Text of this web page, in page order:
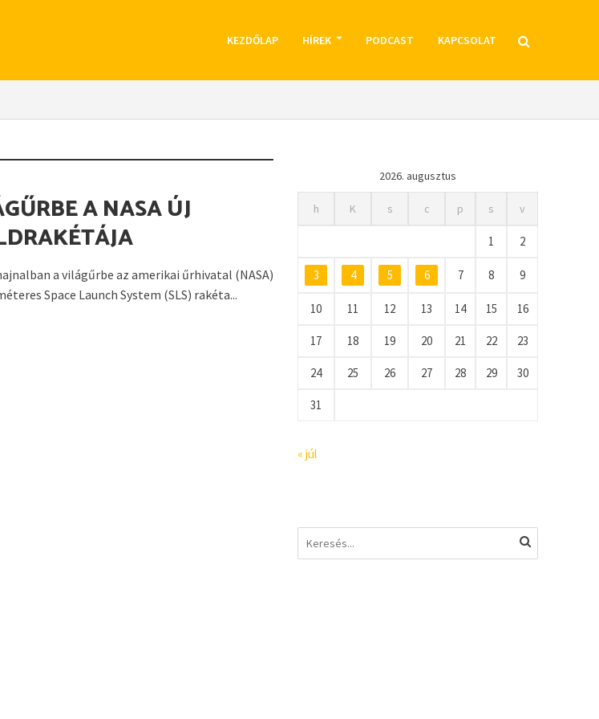
KEZDŐLAP HÍREK PODCAST KAPCSOLAT
A NASA ÚJ
a világűrbe az amerikai űrhivatal (NASA)
Space Launch System (SLS) rakéta...
2026. augusztus
h K s c p s v
1 2
3 4 5 6 7 8 9
10 11 12 13 14 15 16
17 18 19 20 21 22 23
24 25 26 27 28 29 30
31
« júl